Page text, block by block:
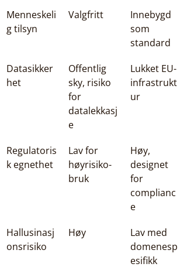
Menneskeli
g tilsyn
Valgfritt
Innebygd
som
standard
Datasikker
het
Offentlig
sky, risiko
for
datalekkasj
e
Lukket EU-
infrastrukt
ur
Regulatoris
k egnethet
Lav for
høyrisiko-
bruk
Høy,
designet
for
complianc
e
Hallusinasj
onsrisiko
Høy
Lav med
domenesp
esifikk